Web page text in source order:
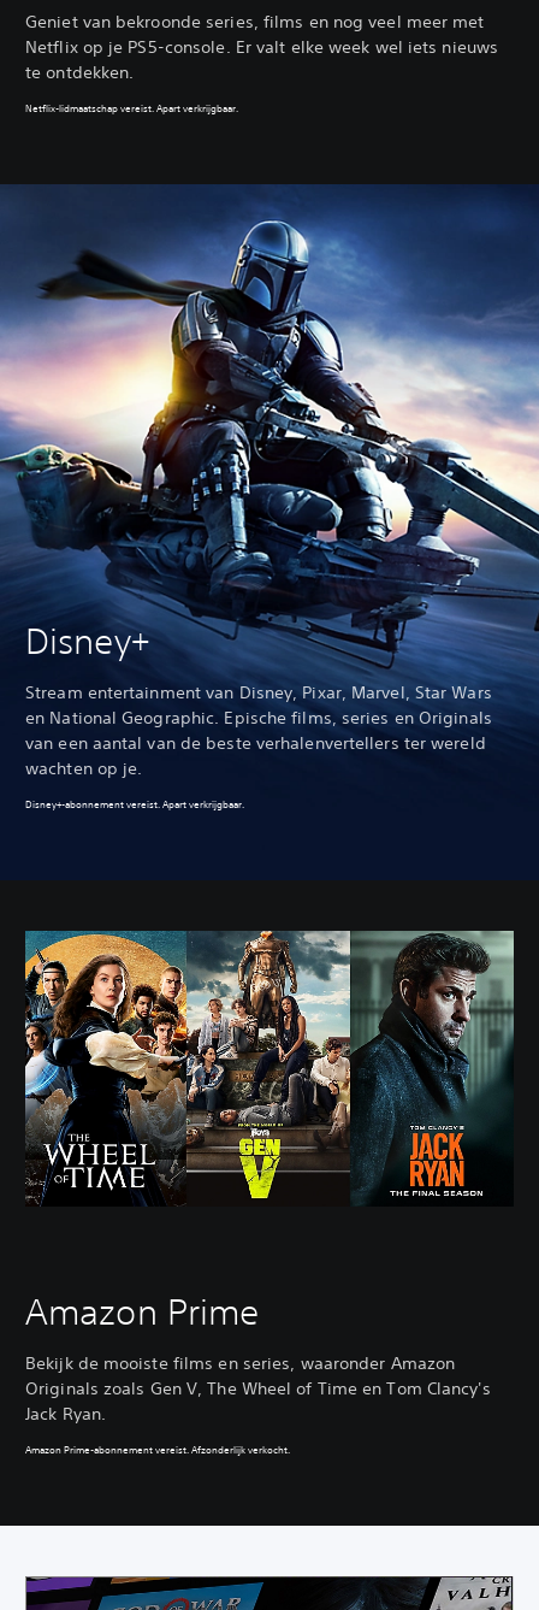
Geniet van bekroonde series, films en nog veel meer met
Netflix op je PS5-console. Er valt elke week wel iets nieuws
te ontdekken.
Netflix-lidmaatschap vereist. Apart verkrijgbaar.
Disney+
Stream entertainment van Disney, Pixar, Marvel, Star Wars
en National Geographic. Epische films, series en Originals
van een aantal van de beste verhalenvertellers ter wereld
wachten op je.
Disney+-abonnement vereist. Apart verkrijgbaar.
Amazon Prime
Bekijk de mooiste films en series, waaronder Amazon
Originals zoals Gen V, The Wheel of Time en Tom Clancy's
Jack Ryan.
Amazon Prime-abonnement vereist. Afzonderlijk verkocht.